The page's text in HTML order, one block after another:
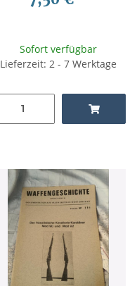
Sofort verfügbar
Lieferzeit: 2 - 7 Werktage